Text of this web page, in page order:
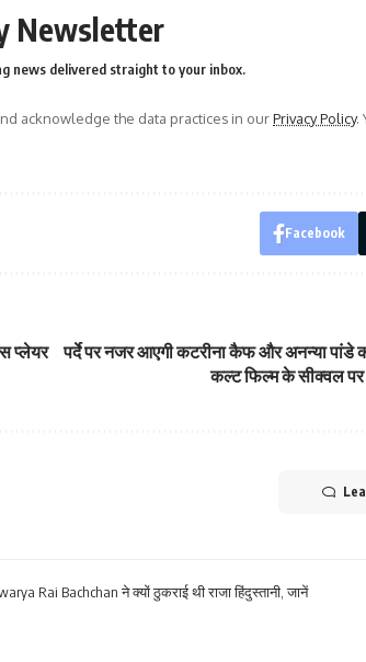
Newsletter
news delivered straight to your inbox.
acknowledge the data practices in ourPrivacy Policy.
Facebook
प्लेयर
पर्दे पर नजर आएगी कटरीना कैफ और अनन्या पांडे
कल्ट फिल्म के सीक्वल
Rai Bachchan ने क्यों ठुकराई थी राजा हिंदुस्तानी, जानें